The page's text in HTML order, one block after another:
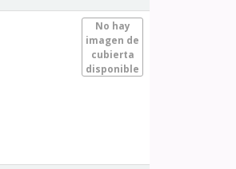
No hay
imagen de
cubierta
disponible